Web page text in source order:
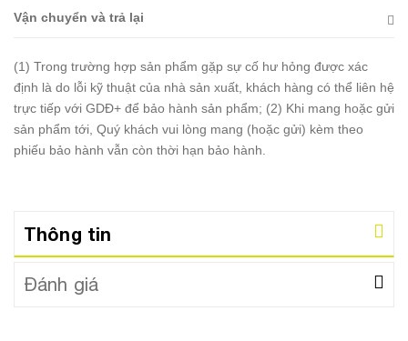
Vận chuyển và trả lại
(1) Trong trường hợp sản phẩm gặp sự cố hư hỏng được xác
định là do lỗi kỹ thuật của nhà sản xuất, khách hàng có thể liên hệ
trực tiếp với GDĐ+ để bảo hành sản phẩm; (2) Khi mang hoặc gửi
sản phẩm tới, Quý khách vui lòng mang (hoặc gửi) kèm theo
phiếu bảo hành vẫn còn thời hạn bảo hành.
Thông tin
Đánh giá